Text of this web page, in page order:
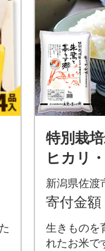
特別栽
ヒカリ
す郷5kg
新潟県佐渡
寄付金額
生きものを
れたお米で